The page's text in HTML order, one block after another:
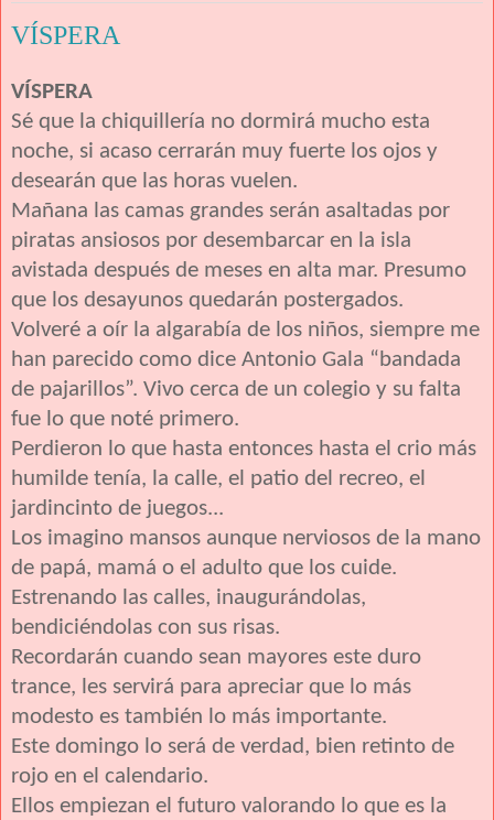
VÍSPERA
VÍSPERA
Sé que la chiquillería no dormirá mucho esta
noche, si acaso cerrarán muy fuerte los ojos y
desearán que las horas vuelen.
Mañana las camas grandes serán asaltadas por
piratas ansiosos por desembarcar en la isla
avistada después de meses en alta mar. Presumo
que los desayunos quedarán postergados.
Volveré a oír la algarabía de los niños, siempre me
han parecido como dice Antonio Gala “bandada
de pajarillos”. Vivo cerca de un colegio y su falta
fue lo que noté primero.
Perdieron lo que hasta entonces hasta el crio más
humilde tenía, la calle, el patio del recreo, el
jardincinto de juegos...
Los imagino mansos aunque nerviosos de la mano
de papá, mamá o el adulto que los cuide.
Estrenando las calles, inaugurándolas,
bendiciéndolas con sus risas.
Recordarán cuando sean mayores este duro
trance, les servirá para apreciar que lo más
modesto es también lo más importante.
Este domingo lo será de verdad, bien retinto de
rojo en el calendario.
Ellos empiezan el futuro valorando lo que es la